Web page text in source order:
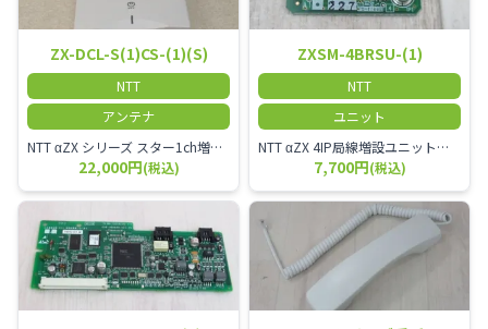
ZX-DCL-S(1)CS-(1)(S)
NTT
アンテナ
NTT αZX シリーズ スター1ch増設接続装置 コードレス接続用アンテナ ZX-DCL-S1CS-1M ZX-DCL-PS等と組み合わせて使用します。 ZX-DCL-PSを複数台接続できますが同時に通話できるのは１台のみです。
22,000円(税込)
ZXSM-4BRSU-(1)
NTT
ユニット
NTT αZX 4IP局線増設ユニット ひかり電話オフィスタイプで4ch以上にしたい場合必要となるユニットです。
7,700円(税込)